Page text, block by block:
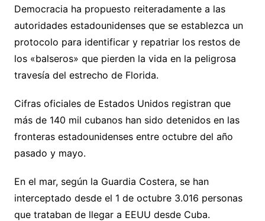
Democracia ha propuesto reiteradamente a las
autoridades estadounidenses que se establezca un
protocolo para identificar y repatriar los restos de
los «balseros» que pierden la vida en la peligrosa
travesía del estrecho de Florida.
Cifras oficiales de Estados Unidos registran que
más de 140 mil cubanos han sido detenidos en las
fronteras estadounidenses entre octubre del año
pasado y mayo.
En el mar, según la Guardia Costera, se han
interceptado desde el 1 de octubre 3.016 personas
que trataban de llegar a EEUU desde Cuba.